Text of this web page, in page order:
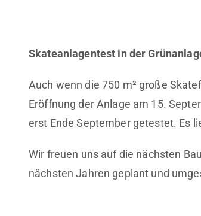
Skateanlagentest in der
Auch wenn die 750 m² große
Eröffnung der Anlage am 15.
erst Ende September getestet. Es
Wir freuen uns auf die nächsten
nächsten Jahren geplant und